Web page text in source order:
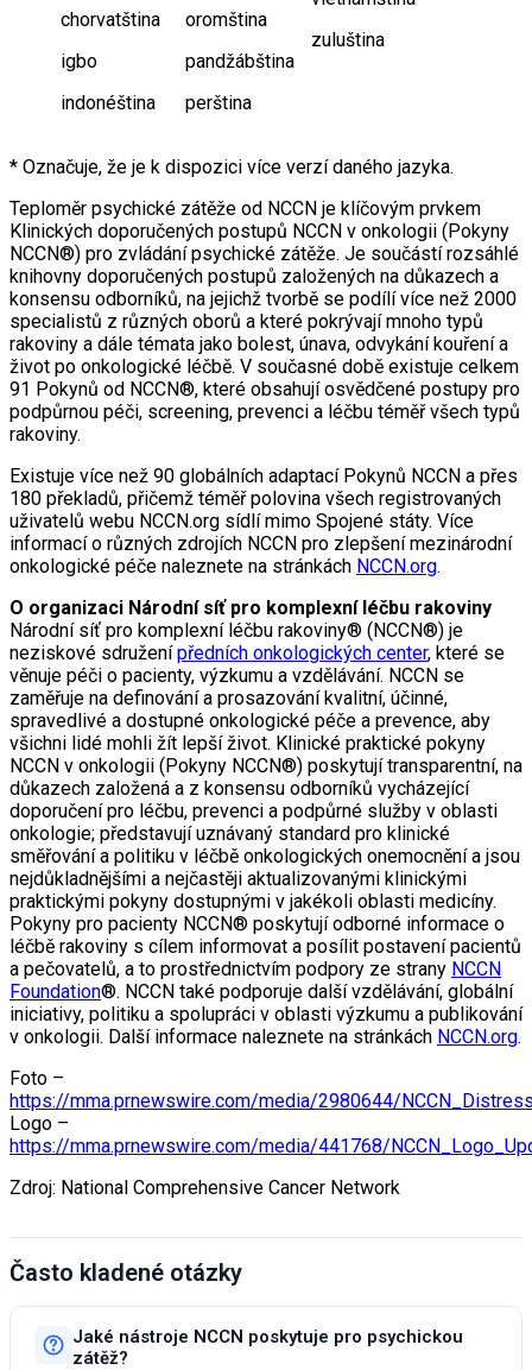
chorvatština
igbo
indonéština
oromština
pandžábština
perština
zuluština
* Označuje, že je k dispozici více verzí daného jazyka.
Teploměr psychické zátěže od NCCN je klíčovým prvkem
Klinických doporučených postupů NCCN v onkologii (Pokyny
NCCN®) pro zvládání psychické zátěže. Je součástí rozsáhlé
knihovny doporučených postupů založených na důkazech a
konsensu odborníků, na jejichž tvorbě se podílí více než 2000
specialistů z různých oborů a které pokrývají mnoho typů
rakoviny a dále témata jako bolest, únava, odvykání kouření a
život po onkologické léčbě. V současné době existuje celkem
91 Pokynů od NCCN®, které obsahují osvědčené postupy pro
podpůrnou péči, screening, prevenci a léčbu téměř všech typů
rakoviny.
Existuje více než 90 globálních adaptací Pokynů NCCN a přes
180 překladů, přičemž téměř polovina všech registrovaných
uživatelů webu NCCN.org sídlí mimo Spojené státy. Více
informací o různých zdrojích NCCN pro zlepšení mezinárodní
onkologické péče naleznete na stránkách NCCN.org.
O organizaci Národní síť pro komplexní léčbu rakoviny
Národní síť pro komplexní léčbu rakoviny® (NCCN®) je
neziskové sdruženípředních onkologických center, které se
věnuje péči o pacienty, výzkumu a vzdělávání. NCCN se
zaměřuje na definování a prosazování kvalitní, účinné,
spravedlivé a dostupné onkologické péče a prevence, aby
všichni lidé mohli žít lepší život. Klinické praktické pokyny
NCCN v onkologii (Pokyny NCCN®) poskytují transparentní, na
důkazech založená a z konsensu odborníků vycházející
doporučení pro léčbu, prevenci a podpůrné služby v oblasti
onkologie; představují uznávaný standard pro klinické
směřování a politiku v léčbě onkologických onemocnění a jsou
nejdůkladnějšími a nejčastěji aktualizovanými klinickými
praktickými pokyny dostupnými v jakékoli oblasti medicíny.
Pokyny pro pacienty NCCN® poskytují odborné informace o
léčbě rakoviny s cílem informovat a posílit postavení pacientů
a pečovatelů, a to prostřednictvím podpory ze strany NCCN
Foundation®. NCCN také podporuje další vzdělávání, globální
iniciativy, politiku a spolupráci v oblasti výzkumu a publikování
v onkologii. Další informace naleznete na stránkách NCCN.org.
Foto –
https://mma.prnewswire.com/media/2980644/
Logo –
https://mma.prnewswire.com/media/441768/
Zdroj: National Comprehensive Cancer Network
Často kladené otázky
Jaké nástroje NCCN poskytuje pro psychickou
zátěž?